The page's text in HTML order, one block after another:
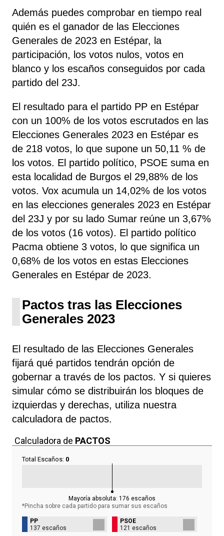
Además puedes comprobar en tiempo real
quién es el ganador de las Elecciones
Generales de 2023 en Estépar, la
participación, los votos nulos, votos en
blanco y los escaños conseguidos por cada
partido del 23J.
El resultado para el partido PP en Estépar
con un 100% de los votos escrutados en las
Elecciones Generales 2023 en Estépar es
de 218 votos, lo que supone un 50,11 % de
los votos. El partido político, PSOE suma en
esta localidad de Burgos el 29,88% de los
votos. Vox acumula un 14,02% de los votos
en las elecciones generales 2023 en Estépar
del 23J y por su lado Sumar reúne un 3,67%
de los votos (16 votos). El partido político
Pacma obtiene 3 votos, lo que significa un
0,68% de los votos en estas Elecciones
Generales en Estépar de 2023.
Pactos tras las Elecciones
Generales 2023
El resultado de las Elecciones Generales
fijará qué partidos tendrán opción de
gobernar a través de los pactos. Y si quieres
simular cómo se distribuirán los bloques de
izquierdas y derechas, utiliza nuestra
calculadora de pactos.
Calculadora de PACTOS
Total Escaños: 0
Mayoría absoluta: 176 escaños
*Pincha sobre cada partido para sumar sus escaños
PP
137 escaños
PSOE
121 escaños